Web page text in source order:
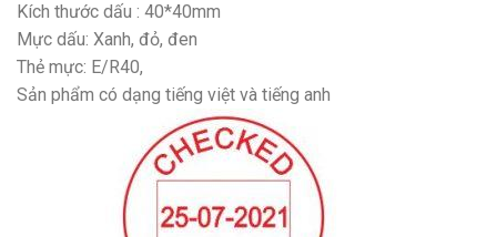
Kích thước dấu : 40*40mm
Mực dấu: Xanh, đỏ, đen
Thẻ mực: E/R40,
Sản phẩm có dạng tiếng việt và tiếng anh